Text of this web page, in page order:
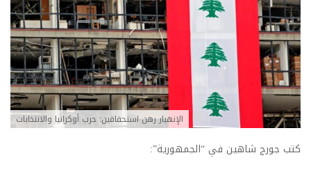
الإنهيار رهن استحقاقين: حرب أوكرانيا والانتخابات
كتب جورج شاهين في “الجمهورية”: